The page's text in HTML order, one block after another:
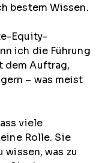
bestem Wissen.
Equity-
ich die Führung
dem Auftrag,
– was meist
viele
Rolle. Sie
wissen, was zu